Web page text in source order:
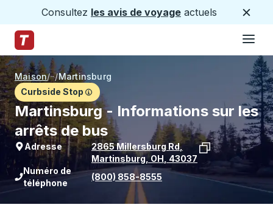
Consultez les avis de voyage actuels
Page d'accueil des sentiers
Maison/ /Martinsburg
Curbside Stop
Martinsburg - Informations sur les
arrêts de bus
Adresse 2865 Millersburg Rd,
Martinsburg ,OH 43037
Voir l'emplacement de l'arrêt sur
Numéro de
téléphone
(800) 858-8555